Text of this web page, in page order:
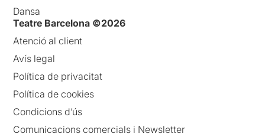
Dansa
Teatre Barcelona ©2026
Atenció al client
Avís legal
Política de privacitat
Política de cookies
Condicions d’ús
Comunicacions comercials i Newsletter